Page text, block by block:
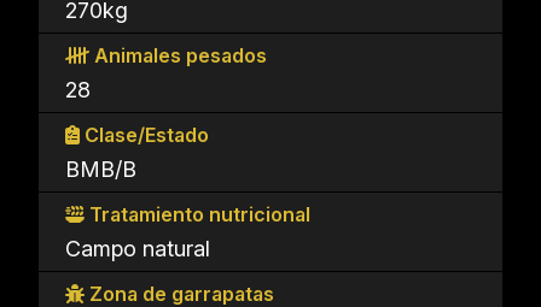
270kg
Animales pesados
28
Clase/Estado
BMB/B
Tratamiento nutricional
Campo natural
Zona de garrapatas